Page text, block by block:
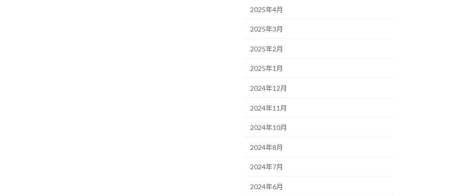
2025年4月
2025年3月
2025年2月
2025年1月
2024年12月
2024年11月
2024年10月
2024年8月
2024年7月
2024年6月